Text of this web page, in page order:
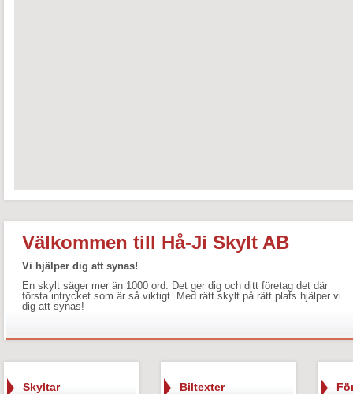
Välkommen till Hå-Ji Skylt AB
Vi hjälper dig att synas!
En skylt säger mer än 1000 ord. Det ger dig och ditt företag det där
första intrycket som är så viktigt. Med rätt skylt på rätt plats hjälper vi
dig att synas!
Skyltar Biltexter